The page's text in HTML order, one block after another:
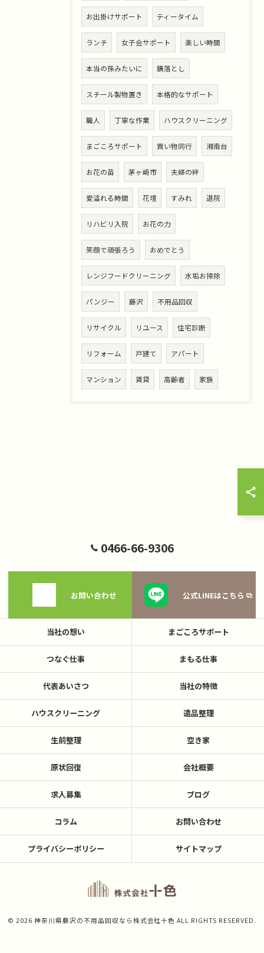
お出掛けサポート ティータイム
ランチ 女子会サポート 楽しい時間
本当の孫みたいに 錆落とし
スチール製物置き 本格的なサポート
職人 丁寧な作業 ハウスクリーニング
まごころサポート 買い物同行 湘南台
お花の苗 茅ヶ崎市 夫婦の絆
愛溢れる時間 花壇 すみれ 退院
リハビリ入院 お花の力
笑顔で頑張ろう おめでとう
レンジフードクリーニング 水垢お掃除
パンジー 藤沢 不用品回収
リサイクル リユース 住宅診断
リフォーム 戸建て アパート
マンション 賃貸 高齢者 家族
0466-66-9306
お問い合わせ 公式LINEはこちら
当社の想い まごころサポート
つなぐ仕事 まもる仕事
代表あいさつ 当社の特徴
ハウスクリーニング 遺品整理
生前整理 空き家
原状回復 会社概要
求人募集 ブログ
コラム お問い合わせ
プライバシーポリシー サイトマップ
© 2026 神奈川県藤沢の不用品回収なら株式会社十色 ALL RIGHTS RESERVED.